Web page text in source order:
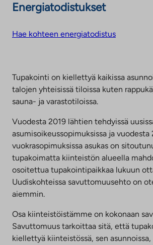
Energiatodistukset
Hae kohteen energiatodistus
Tupakointi on kiellettyä kaikissa
talojen yhteisissä tiloissa kuten
sauna- ja varastotiloissa.
Vuodesta 2019 lähtien tehdyissä
asumisoikeussopimuksissa ja
vuokrasopimuksissa asukas on
tupakoimatta kiinteistön alueella
osoitettua tupakointipaikkaa lukuun
Uudiskohteissa savuttomuusehto on
aiemmin.
Osa kiinteistöistämme on kokonaan
Savuttomuus tarkoittaa sitä, että
kiellettyä kiinteistössä, sen